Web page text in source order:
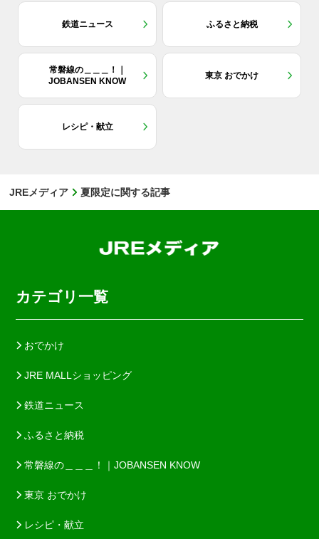
鉄道ニュース ふるさと納税
常磐線の＿＿＿！｜
JOBANSEN KNOW
東京 おでかけ
レシピ・献立
JREメディア 夏限定に関する記事
カテゴリ一覧
おでかけ
JRE MALLショッピング
鉄道ニュース
ふるさと納税
常磐線の＿＿＿！｜JOBANSEN KNOW
東京 おでかけ
レシピ・献立